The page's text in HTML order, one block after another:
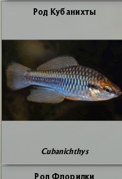
Род Ку­ба­них­ты
Cubanichthys
Род Фло­рид­ки